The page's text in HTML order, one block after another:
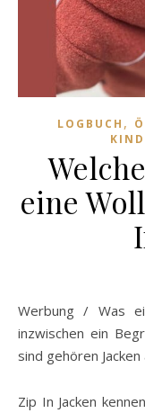
LOGBUCH ,
eine
Werbung / Was eine Wollwalk Jacke ist, dürfte vielen
inzwischen ein
sind gehören
Zip In Jacken